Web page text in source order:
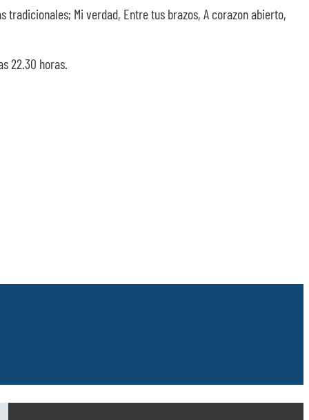
tradicionales; Mi verdad, Entre tus brazos, A corazon abierto,
22.30 horas.